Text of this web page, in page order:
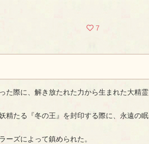
7
た際に、解き放たれた力から生まれた大精
精たる『冬の王』を封印する際に、永遠の
ーズによって鎮められた。